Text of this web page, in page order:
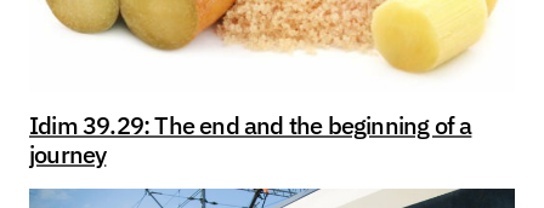
Idim 39.29: The end and the beginning of a
journey